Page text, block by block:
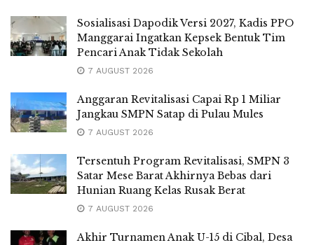
Sosialisasi Dapodik Versi 2027, Kadis PPO
Manggarai Ingatkan Kepsek Bentuk Tim
Pencari Anak Tidak Sekolah
7 AUGUST 2026
Anggaran Revitalisasi Capai Rp 1 Miliar
Jangkau SMPN Satap di Pulau Mules
7 AUGUST 2026
Tersentuh Program Revitalisasi, SMPN 3
Satar Mese Barat Akhirnya Bebas dari
Hunian Ruang Kelas Rusak Berat
7 AUGUST 2026
Akhir Turnamen Anak U-15 di Cibal, Desa